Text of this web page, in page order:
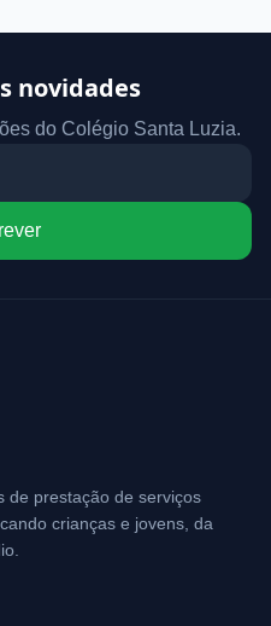
novidades
do Colégio Santa Luzia.
de prestação de serviços
crianças e jovens, da